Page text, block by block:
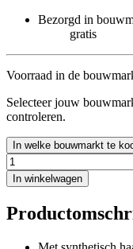
Bezorgd in
gratis
Voorraad in de
Selecteer jouw
controleren.
In welke bouwmarkt te
In winkelwagen